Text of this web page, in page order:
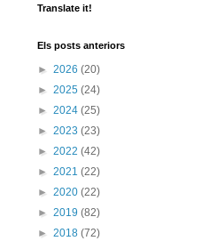
Translate it!
Els posts anteriors
► 2026 (20)
► 2025 (24)
► 2024 (25)
► 2023 (23)
► 2022 (42)
► 2021 (22)
► 2020 (22)
► 2019 (82)
► 2018 (72)